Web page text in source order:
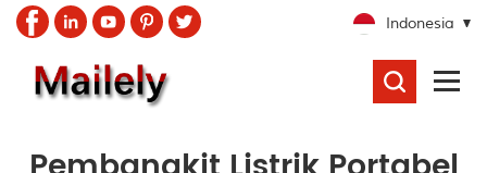
Indonesia